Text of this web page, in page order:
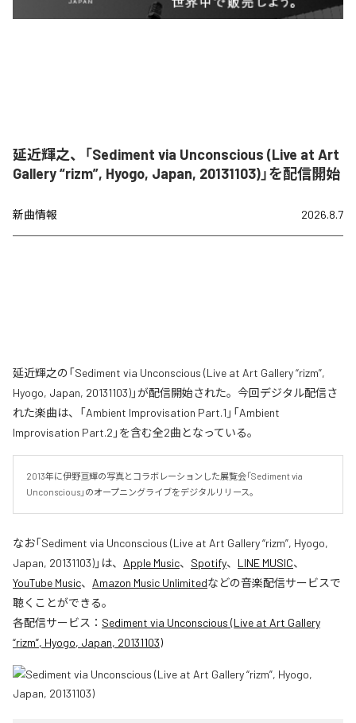
延近輝之、「Sediment via Unconscious (Live at Art
Gallery “rizm”, Hyogo, Japan, 20131103)」を配信開始
新曲情報 2026.8.7
延近輝之の「Sediment via Unconscious (Live at Art Gallery “rizm”,
Hyogo, Japan, 20131103)」が配信開始された。今回デジタル配信さ
れた楽曲は、「Ambient Improvisation Part.1」「Ambient
Improvisation Part.2」を含む全2曲となっている。
2013年に伊野亘輝の写真とコラボレーションした展覧会「Sediment via
Unconscious」のオープニングライブをデジタルリリース。
なお「Sediment via Unconscious (Live at Art Gallery “rizm”, Hyogo,
Japan, 20131103)」は、 Apple Music、 Spotify、 LINE MUSIC、
YouTube Music、 Amazon Music Unlimitedなどの音楽配信サービスで
聴くことができる。
各配信サービス： Sediment via Unconscious (Live at Art Gallery
“rizm”, Hyogo, Japan, 20131103)